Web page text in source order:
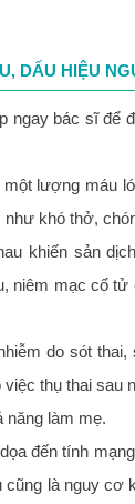
DẤU HIỆU
ngay bác sĩ để
lượng máu
khó thở,
khiến sản
niêm mạc cổ
do sót thai,
thụ thai sau
năng làm mẹ.
đến tính
là nguy cơ